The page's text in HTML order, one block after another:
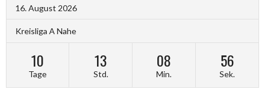
16. August 2026
Kreisliga A Nahe
10
Tage
13
Std.
08
Min.
55
Sek.